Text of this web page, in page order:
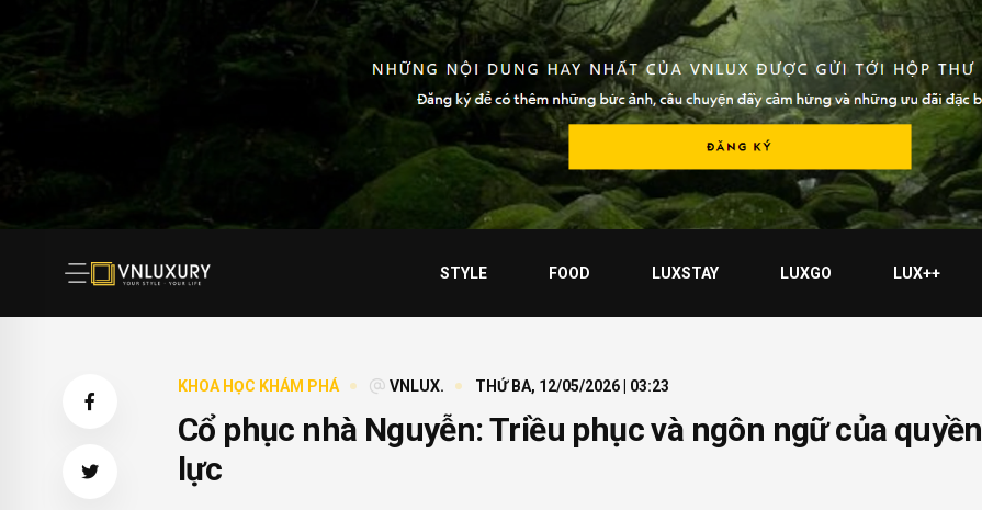
STYLE FOOD LUXSTAY LUXGO LUX++
KHOA HỌC KHÁM PHÁ VNLUX. THỨ BA, 12/05/2026 | 03:23
Cổ phục nhà Nguyễn: Triều phục và ngôn ngữ của quyền
lực